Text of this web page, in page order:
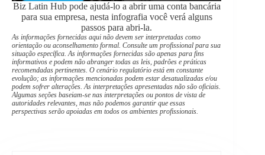
Biz Latin Hub pode ajudá-lo a abrir uma conta bancária
para sua empresa, nesta infografia você verá alguns
passos para abri-la.
As informações fornecidas aqui não devem ser interpretadas como
orientação ou aconselhamento formal. Consulte um profissional para sua
situação específica. As informações fornecidas são apenas para fins
informativos e podem não abranger todas as leis, padrões e práticas
recomendadas pertinentes. O cenário regulatório está em constante
evolução; as informações mencionadas podem estar desatualizadas e/ou
podem sofrer alterações. As interpretações apresentadas não são oficiais.
Algumas seções baseiam-se nas interpretações ou pontos de vista de
autoridades relevantes, mas não podemos garantir que essas
perspectivas serão apoiadas em todos os ambientes profissionais.